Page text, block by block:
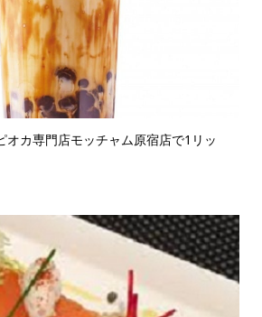
カ専門店モッチャム原宿店で1リッ